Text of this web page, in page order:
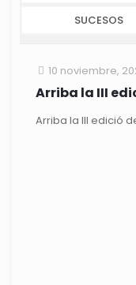
SUCESOS
10 noviembre,
Arriba la III
Arriba la III edició